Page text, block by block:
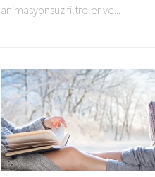
animasyonsuz filtreler ve...